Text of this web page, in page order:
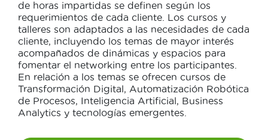
de horas impartidas se definen según los
requerimientos de cada cliente. Los cursos y
talleres son adaptados a las necesidades de cada
cliente, incluyendo los temas de mayor interés
acompañados de dinámicas y espacios para
fomentar el networking entre los participantes.
En relación a los temas se ofrecen cursos de
Transformación Digital, Automatización Robótica
de Procesos, Inteligencia Artificial, Business
Analytics y tecnologías emergentes.